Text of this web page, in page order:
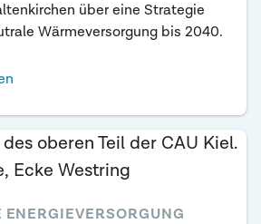
über eine Strategie
Wärmeversorgung bis 2040.